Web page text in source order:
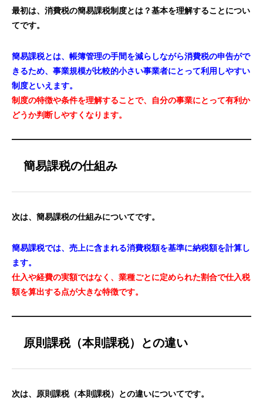
最初は、消費税の簡易課税制度とは？基本を理解することについ
てです。
簡易課税とは、帳簿管理の手間を減らしながら消費税の申告がで
きるため、事業規模が比較的小さい事業者にとって利用しやすい
制度といえます。
制度の特徴や条件を理解することで、自分の事業にとって有利か
どうか判断しやすくなります。
簡易課税の仕組み
次は、簡易課税の仕組みについてです。
簡易課税では、売上に含まれる消費税額を基準に納税額を計算し
ます。
仕入や経費の実額ではなく、業種ごとに定められた割合で仕入税
額を算出する点が大きな特徴です。
原則課税（本則課税）との違い
次は、原則課税（本則課税）との違いについてです。